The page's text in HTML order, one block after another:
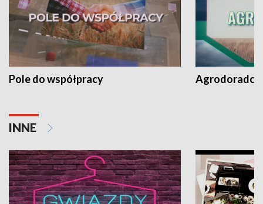
Pole do współpracy Agrodoradcy
INNE